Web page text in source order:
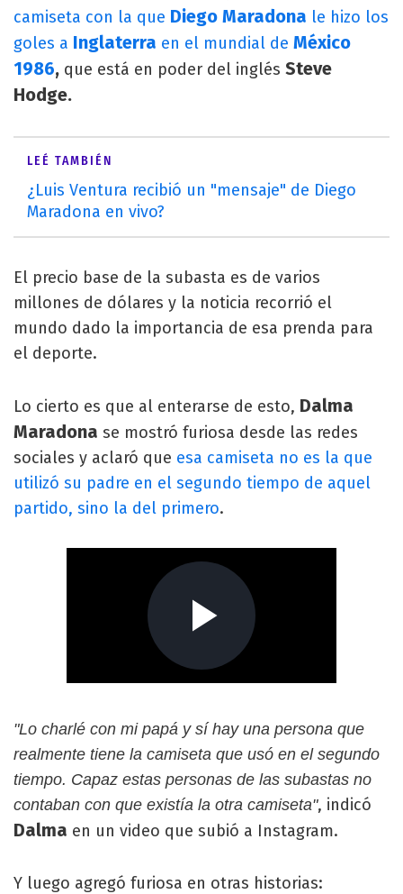
camiseta con la que Diego Maradona le hizo los
goles a Inglaterra en el mundial de México
1986, que está en poder del inglés Steve
Hodge.
LEÉ TAMBIÉN
¿Luis Ventura recibió un "mensaje" de Diego
Maradona en vivo?
El precio base de la subasta es de varios
millones de dólares y la noticia recorrió el
mundo dado la importancia de esa prenda para
el deporte.
Lo cierto es que al enterarse de esto, Dalma
Maradona se mostró furiosa desde las redes
sociales y aclaró que esa camiseta no es la que
utilizó su padre en el segundo tiempo de aquel
partido, sino la del primero.
"Lo charlé con mi papá y sí hay una persona que
realmente tiene la camiseta que usó en el segundo
tiempo. Capaz estas personas de las subastas no
contaban con que existía la otra camiseta", indicó
Dalma en un video que subió a Instagram.
Y luego agregó furiosa en otras historias: